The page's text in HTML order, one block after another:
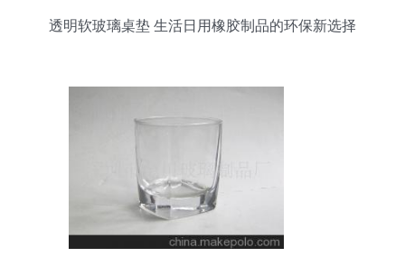
透明软玻璃桌垫 生活日用橡胶制品的环保新选择